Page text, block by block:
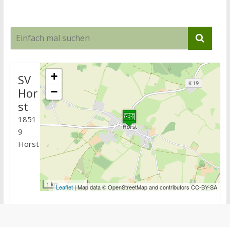
+
−
1 kmLeaflet| Map data © OpenStreetMap and contributors CC-BY-SA
SV
Hor
st
1851
9
Horst